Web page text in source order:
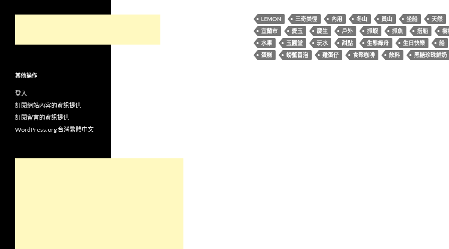
LEMON 三奇美徑 內用 冬山 員山 坐船
天然
宜蘭市
愛玉 慶生 戶外 抓蝦 抓魚 搭船
樹
水果
玉圓堂 玩水 甜點 生態綠舟 生日快樂
船
蛋糕
螃蟹冒泡 雞蛋仔 食聚咖啡 飲料 黑糖珍珠鮮奶
其他操作
登入
訂閱網站內容的資訊提供
訂閱留言的資訊提供
WordPress.org 台灣繁體中文